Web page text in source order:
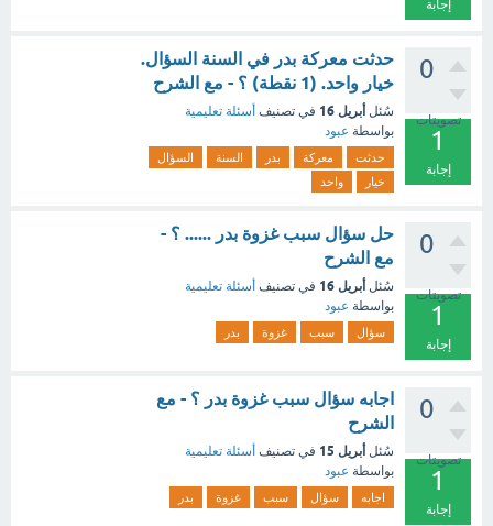
إجابة
0
تصويتات
1
إجابة
حدثت معركة بدر في السنة السؤال.
خيار واحد. (1 نقطة) ؟ - مع الشرح
سُئل أبريل 16 في تصنيف أسئلة تعليمية
بواسطة عبود
حدثت معركة بدر السنة
السؤال
خيار
واحد
0
تصويتات
1
إجابة
حل سؤال سبب غزوة بدر ...... ؟ -
مع الشرح
سُئل أبريل 16 في تصنيف أسئلة تعليمية
بواسطة عبود
سؤال سبب غزوة بدر
0
تصويتات
1
إجابة
اجابه سؤال سبب غزوة بدر ؟ - مع
الشرح
سُئل أبريل 15 في تصنيف أسئلة تعليمية
بواسطة عبود
اجابه سؤال سبب غزوة بدر